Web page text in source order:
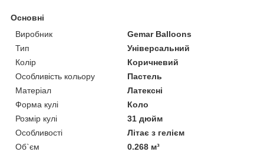
Основні
Виробник
Gemar Balloons
Тип
Універсальний
Колір
Коричневий
Особливість кольору
Пастель
Матеріал
Латексні
Форма кулі
Коло
Розмір кулі
31 дюйм
Особливості
Літає з гелієм
Об`єм
0.268 м³